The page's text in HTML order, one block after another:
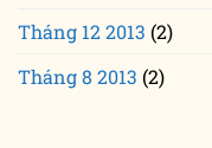
Tháng 12 2013 (2)
Tháng 8 2013 (2)